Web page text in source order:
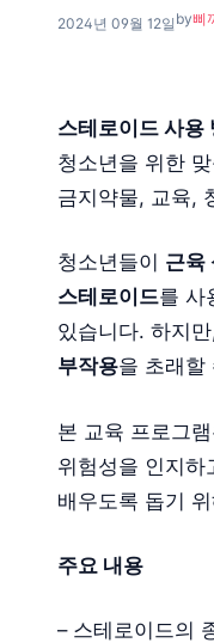
2024년 09월 12일 by삐
스테로이드 사용
청소년을 위한
금지약물, 교육,
청소년들이 근육
스테로이드를 사
있습니다. 하지
부작용을 초래할
본 교육 프로그
위험성을 인지하
배우도록 돕기
주요 내용
– 스테로이드의